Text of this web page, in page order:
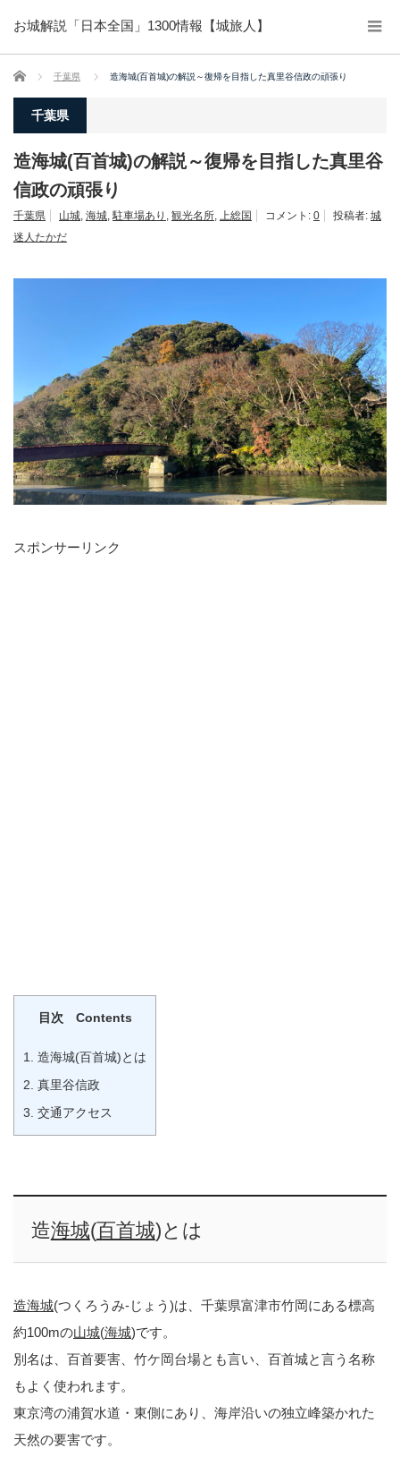
お城解説「日本全国」1300情報【城旅人】
ホーム 千葉県 造海城(百首城)の解説～復帰を目指した真里谷信政の頑張り
千葉県
造海城(百首城)の解説～復帰を目指した真里谷
信政の頑張り
千葉県 山城, 海城,駐車場あり , 観光名所, 上総国 コメント: 0 投稿者: 城
迷人たかだ
スポンサーリンク
目次 Contents
1.
造海城(百首城)とは
2. 真里谷信政
3. 交通アクセス
造海城(百首城)とは
造海城(つくろうみ-じょう)は、千葉県富津市竹岡にある標高
約100mの山城(海城)です。
別名は、百首要害、竹ケ岡台場とも言い、百首城と言う名称
もよく使われます。
東京湾の浦賀水道・東側にあり、海岸沿いの独立峰築かれた
天然の要害です。